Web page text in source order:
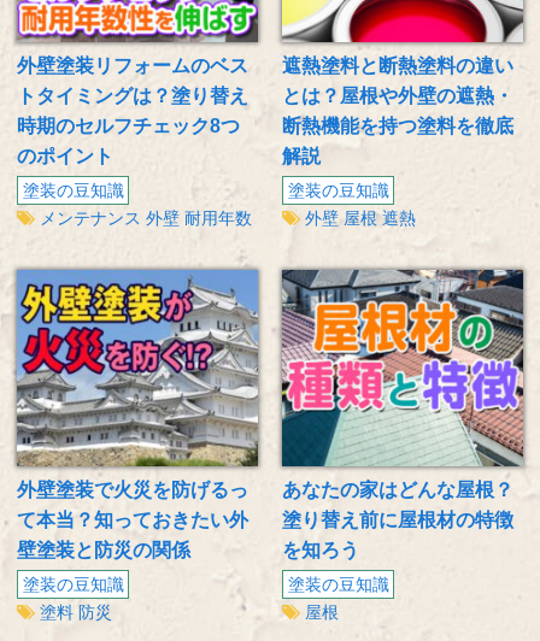
外壁塗装リフォームのベス
トタイミングは？塗り替え
時期のセルフチェック8つ
のポイント
塗装の豆知識
メンテナンス 外壁 耐用年数
遮熱塗料と断熱塗料の違い
とは？屋根や外壁の遮熱・
断熱機能を持つ塗料を徹底
解説
塗装の豆知識
外壁 屋根 遮熱
外壁塗装で火災を防げるっ
て本当？知っておきたい外
壁塗装と防災の関係
塗装の豆知識
塗料 防災
あなたの家はどんな屋根？
塗り替え前に屋根材の特徴
を知ろう
塗装の豆知識
屋根